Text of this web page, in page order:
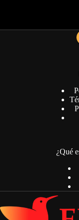
¿Qué